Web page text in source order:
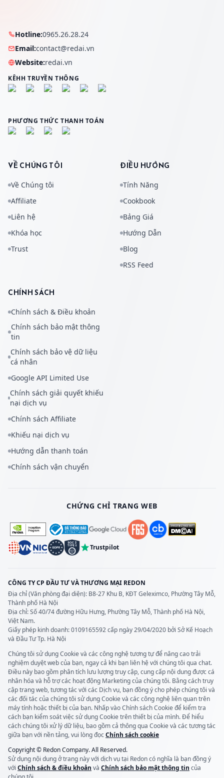
Hotline:0965.26.28.24
Email:contact@redai.vn
Website:redai.vn
KÊНH TRUYỀN THÔNG
PHƯƠNG THỨC THANH TOÁN
VỀ CHÚNG TÔI
Về Chúng tôi
Affiliate
Liên hệ
Khóa học
Trust
ĐIỀU HƯỚNG
Tính Năng
Cookbook
Bảng Giá
Hướng Dẫn
Blog
RSS Feed
CHÍNH SÁCH
Chính sách & Điều khoản
Chính sách bảo mật thông
tin
Chính sách bảo vệ dữ liệu
cá nhân
Google API Limited Use
Chính sách giải quyết khiếu
nại dịch vụ
Chính sách Affiliate
Khiếu nại dịch vụ
Hướng dẫn thanh toán
Chính sách vận chuyển
CHỨNG CHỈ TRANG WEB
Trustpilot
CÔNG TY CP ĐẦU TƯ VÀ THƯƠNG MẠI REDON
Địa chỉ (Văn phòng đại diện): B8-27 Khu B, KĐT Geleximco, Phường Tây Mỗ,
Thành phố Hà Nội
Địa chỉ: Số 40/74 đường Hữu Hưng, Phường Tây Mỗ, Thành phố Hà Nội,
Việt Nam.
Giấy phép kinh doanh: 0109165592 cấp ngày 29/04/2020 bởi Sở Kế Hoạch
và Đầu Tư Tp. Hà Nội
Chúng tôi sử dụng Cookie và các công nghệ tương tự để nâng cao trải
nghiệm duyệt web của bạn, ngay cả khi bạn liên hệ với chúng tôi qua chat.
Điều này bao gồm phân tích lưu lượng truy cập, cung cấp nội dung được cá
nhân hóa và hỗ trợ các hoạt động Marketing của chúng tôi. Bằng cách truy
cập trang web, tương tác với các Dịch vụ, bạn đồng ý cho phép chúng tôi và
các đối tác của chúng tôi sử dụng Cookie và các công nghệ liên quan trên
máy tính hoặc thiết bị của bạn. Nhấp vào Chính sách Cookie để kiểm tra
cách bạn kiểm soát việc sử dụng Cookie trên thiết bị của mình. Để hiểu
cách chúng tôi xử lý dữ liệu, bao gồm cả thông qua Cookie và các tương tác
giữa bạn với nền tảng, vui lòng đọcChính sách cookie
Copyright © Redon Company. All Reserved.
Sử dụng nội dung ở trang này với dịch vụ tại Redon có nghĩa là bạn đồng ý
với Chính sách & điều khoản và Chính sách bảo mật thông tin của